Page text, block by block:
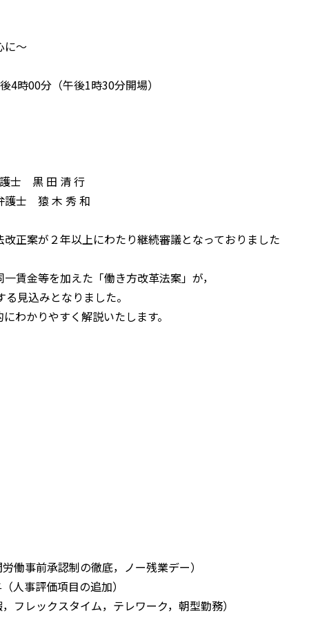
〜
00分（午後1時30分開場）
士 黒 田 清 行
秀 和
正案が２年以上にわたり継続審議となっておりました
賃金等を加えた「働き方改革法案」が，
見込みとなりました。
わかりやすく解説いたします。
事前承認制の徹底，ノー残業デー）
事評価項目の追加）
レックスタイム，テレワーク，朝型勤務）